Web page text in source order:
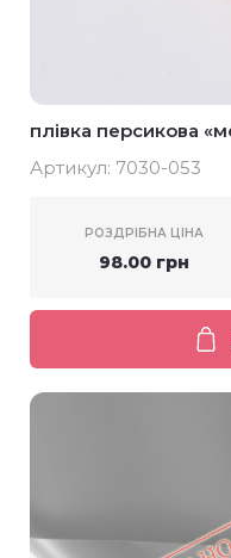
плівка персикова «моно, щільна, 65 мікрон»
58*58см (20шт)
Артикул: 7030-053
РОЗДРІБНА ЦІНА
98.00 грн